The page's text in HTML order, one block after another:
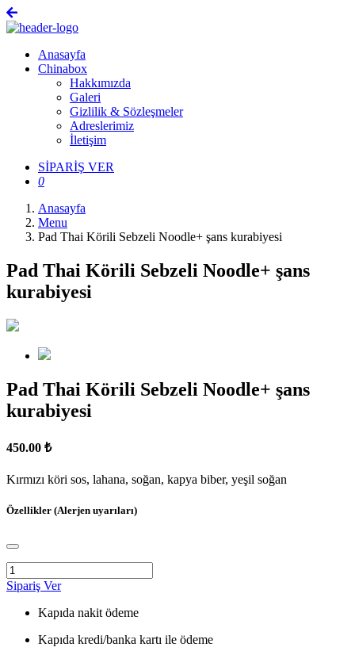
Anasayfa
Chinabox
Hakkımızda
Galeri
Gizlilik & Sözleşmeler
Adreslerimiz
İletişim
SİPARİŞ VER
0
Anasayfa
Menu
Pad Thai Körili Sebzeli Noodle+ şans kurabiyesi
Pad Thai Körili Sebzeli Noodle+ şans
kurabiyesi
Pad Thai Körili Sebzeli Noodle+ şans
kurabiyesi
450.00 ₺
Kırmızı köri sos, lahana, soğan, kapya biber, yeşil soğan
Özellikler (Alerjen uyarıları)
Sipariş Ver
Kapıda nakit ödeme
Kapıda kredi/banka kartı ile ödeme